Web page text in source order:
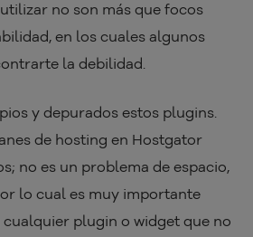
no son más que focos
en los cuales algunos
la debilidad.
y depurados estos plugins.
de hosting en Hostgator
no es un problema de espacio,
lo cual es muy importante
plugin o widget que no